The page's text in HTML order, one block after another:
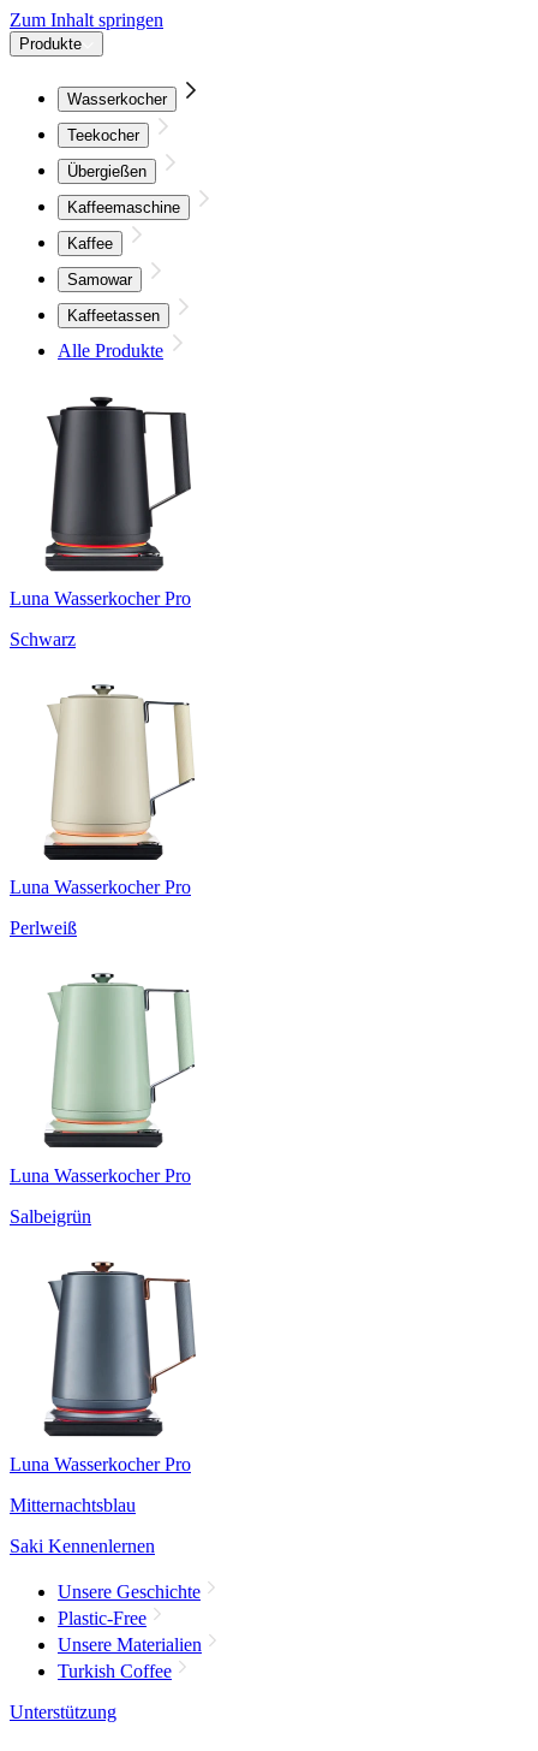
Zum Inhalt springen
Produkte
Wasserkocher
Teekocher
Übergießen
Kaffeemaschine
Kaffee
Samowar
Kaffeetassen
Alle Produkte
Luna Wasserkocher Pro
Schwarz
Luna Wasserkocher Pro
Perlweiß
Luna Wasserkocher Pro
Salbeigrün
Luna Wasserkocher Pro
Mitternachtsblau
Saki Kennenlernen
Unsere Geschichte
Plastic-Free
Unsere Materialien
Turkish Coffee
Unterstützung